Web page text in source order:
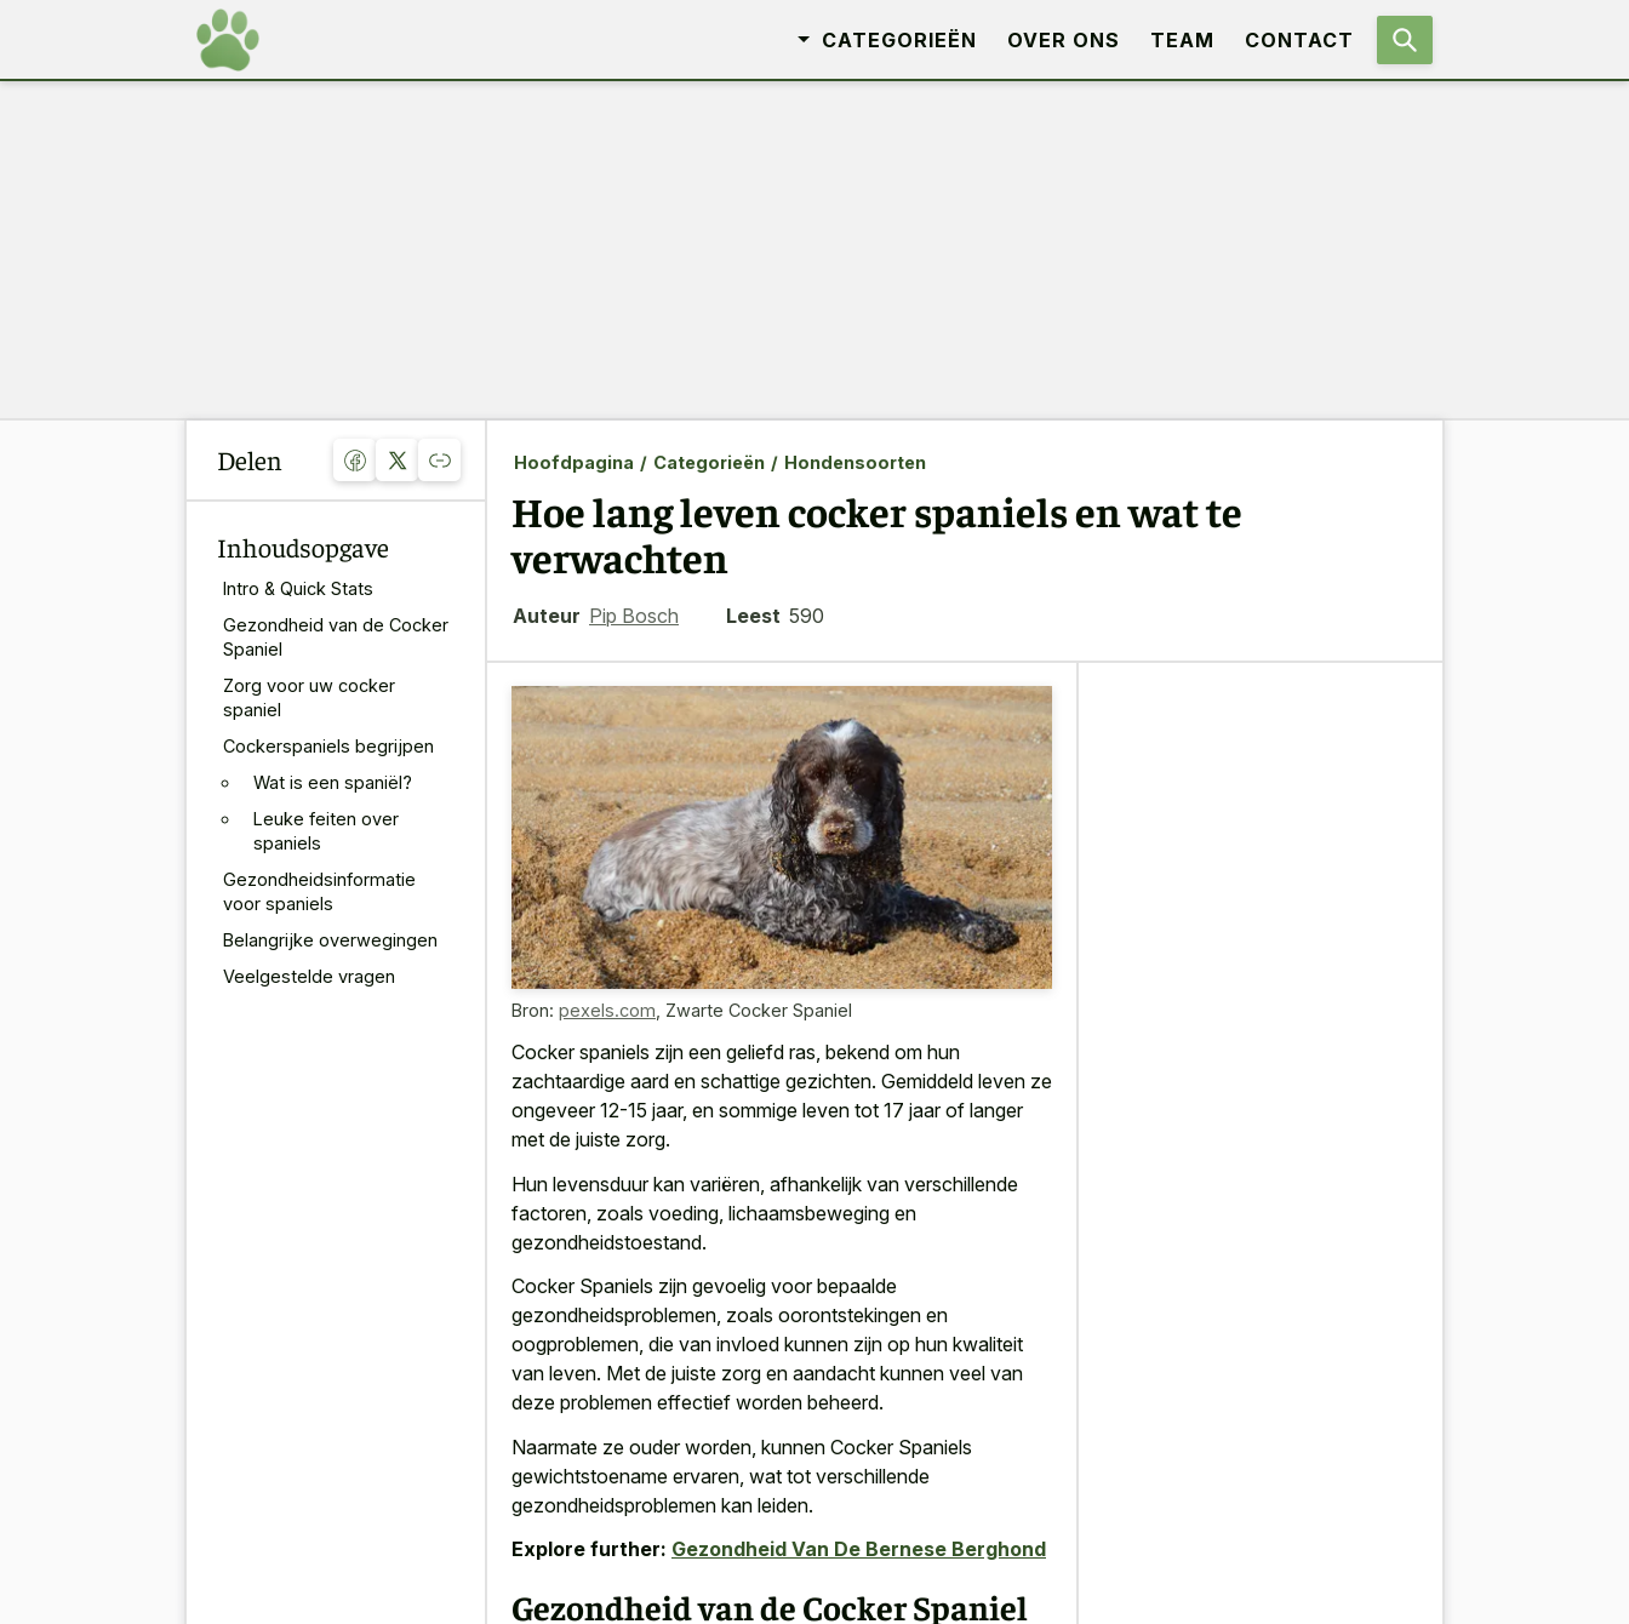
CATEGORIEËN OVER ONS TEAM CONTACT
Delen
Inhoudsopgave
Intro & Quick Stats
Gezondheid van de Cocker
Spaniel
Zorg voor uw cocker
spaniel
Cockerspaniels begrijpen
Wat is een spaniël?
Leuke feiten over
spaniels
Gezondheidsinformatie
voor spaniels
Belangrijke overwegingen
Veelgestelde vragen
Hoofdpagina / Categorieën / Hondensoorten
Hoe lang leven cocker spaniels en wat te
verwachten
Auteur Pip Bosch Leest 590
Bron: pexels.com Zwarte Cocker Spaniel
Cocker spaniels zijn een geliefd ras, bekend om hun
zachtaardige aard en schattige gezichten. Gemiddeld leven ze
ongeveer 12-15 jaar, en sommige leven tot 17 jaar of langer
met de juiste zorg.
Hun levensduur kan variëren, afhankelijk van verschillende
factoren, zoals voeding, lichaamsbeweging en
gezondheidstoestand.
Cocker Spaniels zijn gevoelig voor bepaalde
gezondheidsproblemen, zoals oorontstekingen en
oogproblemen, die van invloed kunnen zijn op hun kwaliteit
van leven. Met de juiste zorg en aandacht kunnen veel van
deze problemen effectief worden beheerd.
Naarmate ze ouder worden, kunnen Cocker Spaniels
gewichtstoename ervaren, wat tot verschillende
gezondheidsproblemen kan leiden.
Explore further: Gezondheid Van De Bernese Berghond
Gezondheid van de Cocker Spaniel